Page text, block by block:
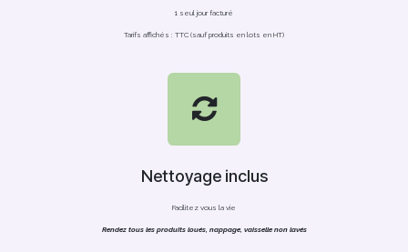
1 seul jour facturé
Tarifs affichés : TTC (sauf produits en lots en HT)
Nettoyage inclus
Facilitez vous la vie
Rendez tous les produits loués, nappage, vaisselle non lavés